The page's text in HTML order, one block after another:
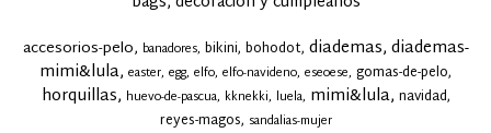
accesorios-pelo banadores bikini bohodot diademas diademas-
mimi&lula easter egg elfo elfo-navideno eseoese gomas-de-pelo
horquillas huevo-de-pascua kknekki luela mimi&lula navidad
reyes-magos sandalias-mujer